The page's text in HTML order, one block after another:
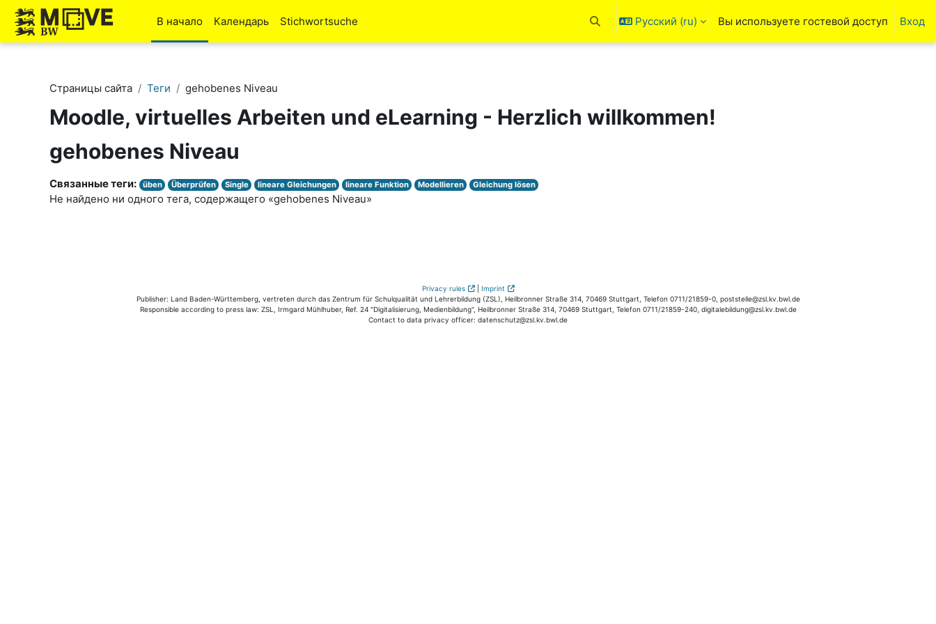
Перейти к основному содержанию
В начало
Календарь Stichwortsuche Изменить данные поисковой строки
Русский ‎(ru)‎ Вы используете гостевой доступ Вход
Страницы сайта Теги gehobenes Niveau
Moodle, virtuelles Arbeiten und eLearning - Herzlich willkommen!
gehobenes Niveau
Связанные теги: üben Überprüfen Single lineare Gleichungen lineare Funktion Modellieren Gleichung lösen
Не найдено ни одного тега, содержащего «gehobenes Niveau»
Privacy rules | Imprint
Publisher: Land Baden-Württemberg, vertreten durch das Zentrum für Schulqualität und Lehrerbildung (ZSL), Heilbronner Straße 314, 70469 Stuttgart, Telefon 0711/21859-0, poststelle@zsl.kv.bwl.de
Responsible according to press law: ZSL, Irmgard Mühlhuber, Ref. 24 "Digitalisierung, Medienbildung", Heilbronner Straße 314, 70469 Stuttgart, Telefon 0711/21859-240, digitalebildung@zsl.kv.bwl.de
Contact to data privacy officer: datenschutz@zsl.kv.bwl.de